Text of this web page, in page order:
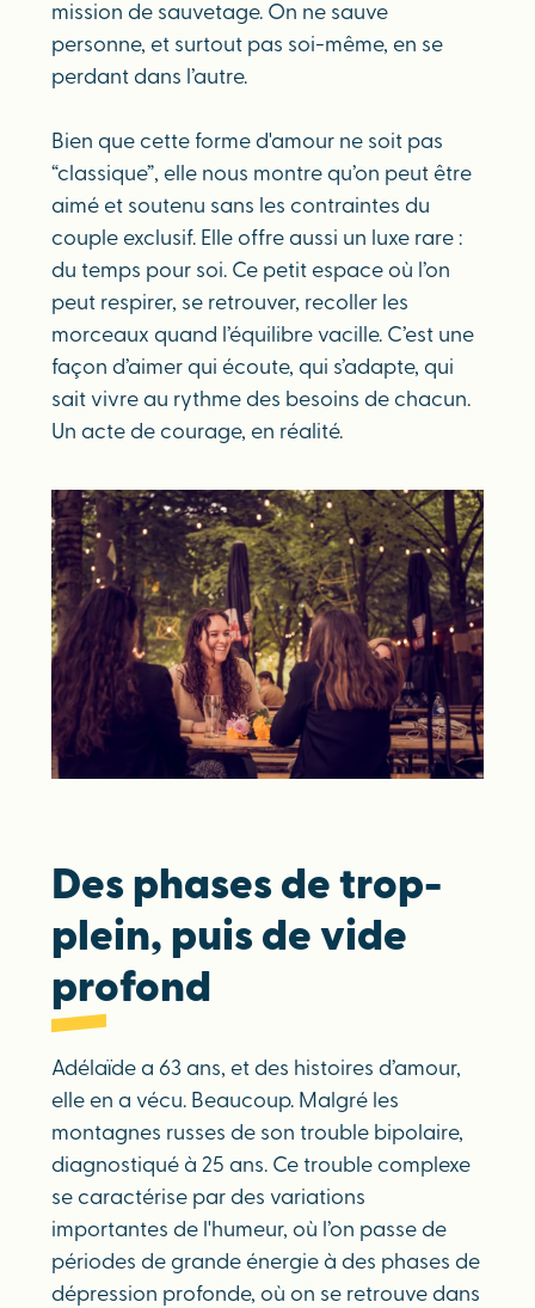
mission de sauvetage. On ne sauve
personne, et surtout pas soi-même, en se
perdant dans l’autre.
Bien que cette forme d'amour ne soit pas
“classique”, elle nous montre qu’on peut être
aimé et soutenu sans les contraintes du
couple exclusif. Elle offre aussi un luxe rare :
du temps pour soi. Ce petit espace où l’on
peut respirer, se retrouver, recoller les
morceaux quand l’équilibre vacille. C’est une
façon d’aimer qui écoute, qui s’adapte, qui
sait vivre au rythme des besoins de chacun.
Un acte de courage, en réalité.
Des phases de trop-
plein, puis de vide
profond
Adélaïde a 63 ans, et des histoires d’amour,
elle en a vécu. Beaucoup. Malgré les
montagnes russes de son trouble bipolaire,
diagnostiqué à 25 ans. Ce trouble complexe
se caractérise par des variations
importantes de l'humeur, où l’on passe de
périodes de grande énergie à des phases de
dépression profonde, où on se retrouve dans